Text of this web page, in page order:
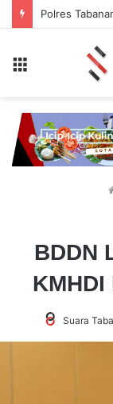
BDDN
Suara